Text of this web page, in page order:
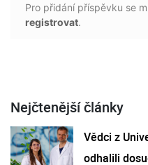
Pro přidání příspěvku se
registrovat.
Nejčtenější články
Vědci z
odhalili